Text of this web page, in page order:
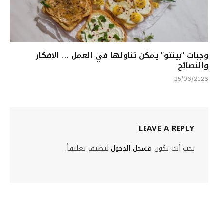
وجبات “بينتو” يمكن تناولها في العمل … الافكار
والنصائح
25/06/2026
LEAVE A REPLY
يجب أنت تكون مسجل الدخول لتضيف تعليقاً.